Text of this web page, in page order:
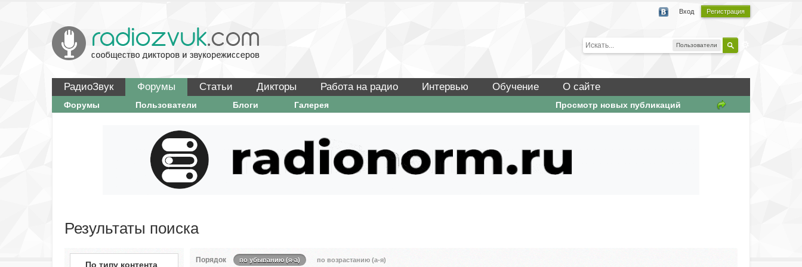
Вход Регистрация
Пользователи
РадиоЗвук Форумы Статьи Дикторы Работа на радио Интервью Обучение О сайте
Просмотр новых публикаций
Форумы Пользователи Блоги Галерея
Результаты поиска
По типу контента Порядок по убыванию (я-а) по возрастанию (а-я)